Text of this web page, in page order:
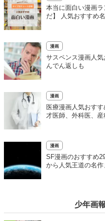
本当に面白い漫画
だ】 人気おすすめ
漫画
サスペンス漫画人
んでん返しも
漫画
医療漫画人気おす
才医師、外科医、産
漫画
SF漫画のおすすめ
から人気王道の名作
少年画